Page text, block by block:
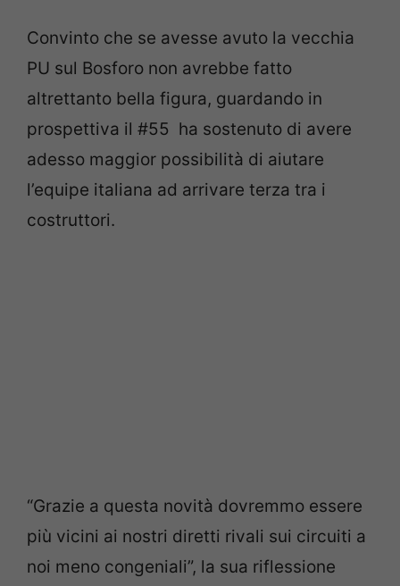
Convinto che se avesse avuto la vecchia
PU sul Bosforo non avrebbe fatto
altrettanto bella figura, guardando in
prospettiva il #55 ha sostenuto di avere
adesso maggior possibilità di aiutare
l’equipe italiana ad arrivare terza tra i
costruttori.
“Grazie a questa novità dovremmo essere
più vicini ai nostri diretti rivali sui circuiti a
noi meno congeniali”, la sua riflessione